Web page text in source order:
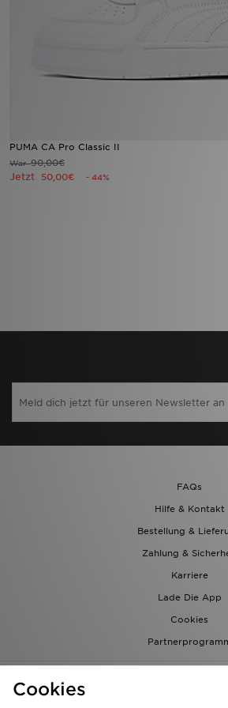
PUMA CA Pro Classic II
War90,00€
Jetzt 50,00€ - 44%
FAQs
Hilfe & Kontakt
Bestellung &
Zahlung &
Karriere
Lade Die App
Cookies
Lade Die APP
Filialfinder
Mein JD
Cookies